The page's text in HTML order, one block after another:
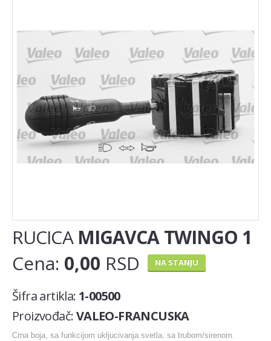
IZDUVNI SISTEM
Lambda sonda
Nosač auspuha
EGR(AGR) ventil
KAIŠNI PRENOS
Španer kanalnog (PK) kaiša
Zupcasti kais
Klackalice
Karike
RUCICAMIGAVCA TWINGO 1
Cena: 0,00 RSD NA STANJU
Šifra artikla: 1-00500
Proizvođač:VALEO-FRANCUSKA
Crna boja, sa funkcijom ukljucivanja svetla, sa trubom/sirenom.